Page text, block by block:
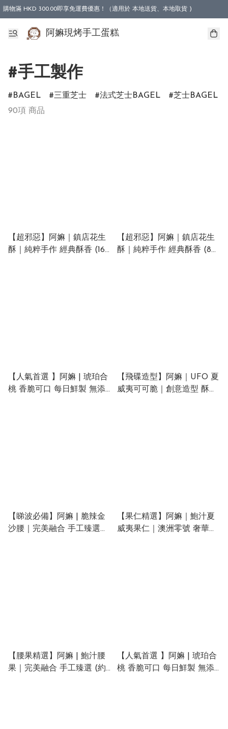
購物滿 HKD 300.00即享免運費優惠！（適用於 本地送貨、本地取貨 )
阿嫲現烤手工蛋糕
#手工製作
BAGEL 三重芝士 法式芝士BAGEL
芝士BAGEL
90項 商品
【超邪惡】阿嫲｜鎮店花生
酥｜純粹手作 經典酥香 (16
【超邪惡】阿嫲｜鎮店花生
酥｜純粹手作 經典酥香 (8粒
【人氣首選 】阿嫲 | 琥珀合
桃 香脆可口 每日鮮製 無添
【飛碟造型】阿嫲｜UFO 夏
威夷可可脆｜創意造型 酥脆
【睇波必備】阿嫲 | 脆辣金
沙腰｜完美融合 手工臻選
【果仁精選】阿嫲｜鮑汁夏
威夷果仁｜澳洲零號 奢華雙
【腰果精選】阿嫲 | 鮑汁腰
果｜完美融合 手工臻選 (約
【人氣首選 】阿嫲 | 琥珀合
桃 香脆可口 每日鮮製 無添